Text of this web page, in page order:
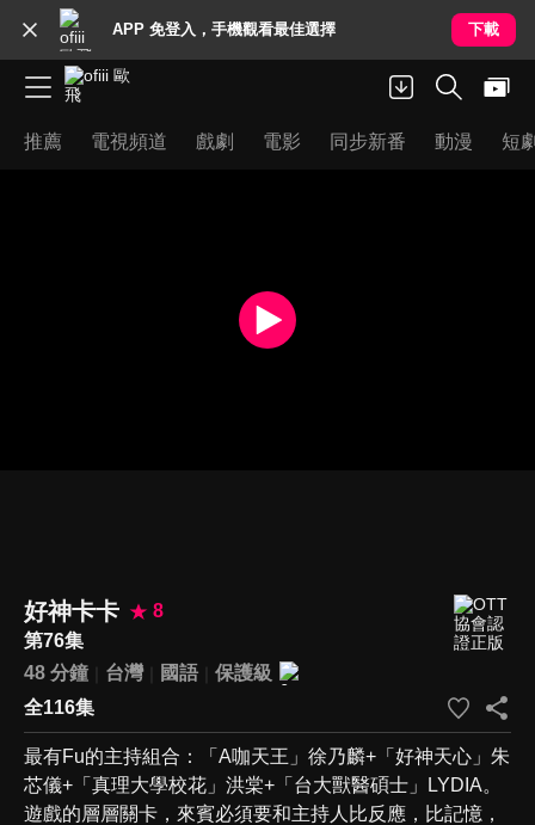
APP 免登入，手機觀看最佳選擇 下載
推薦 電視頻道 戲劇 電影 同步新番 動漫 短
好神卡卡
8
第76集
48 分鐘
台灣 國語
保護級
全116集
最有Fu的主持組合：「A咖天王」徐乃麟+「好神天心」朱
芯儀+「真理大學校花」洪棠+「台大獸醫碩士」LYDIA。
遊戲的層層關卡，來賓必須要和主持人比反應，比記憶，